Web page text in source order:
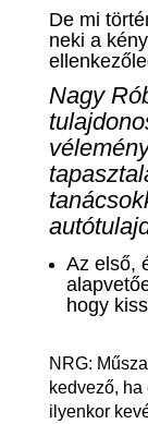
De mi
neki a
Nagy
Az első,
hogy
NRG:
kedvező,
ilyenkor